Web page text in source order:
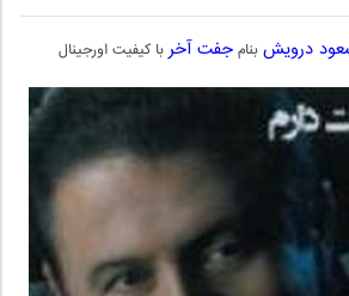
درویشبنامجفت آخربا کیفیت اورجینال